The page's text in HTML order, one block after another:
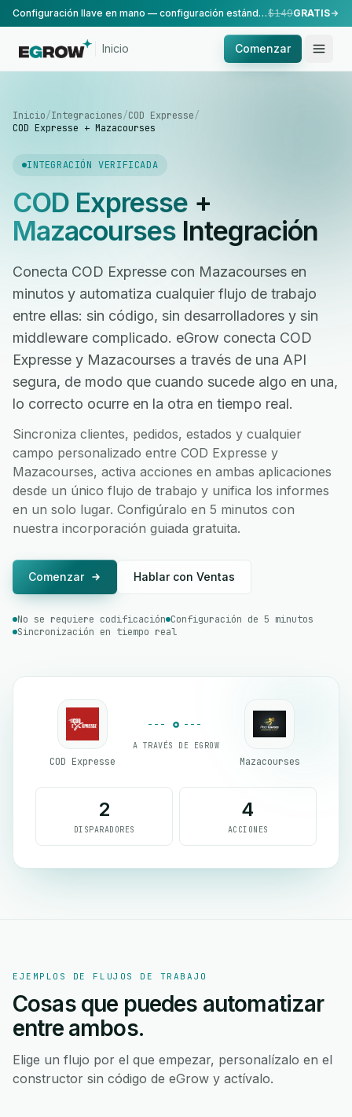
Configuración llave en mano — configuración estándar, realizada por nuestro equipo.$149GRATIS
Inicio Comenzar
Inicio/Integraciones/COD Expresse/
COD Expresse + Mazacourses
INTEGRACIÓN VERIFICADA
COD Expresse+
MazacoursesIntegración
Conecta COD Expresse con Mazacourses en
minutos y automatiza cualquier flujo de trabajo
entre ellas: sin código, sin desarrolladores y sin
middleware complicado. eGrow conecta COD
Expresse y Mazacourses a través de una API
segura, de modo que cuando sucede algo en una,
lo correcto ocurre en la otra en tiempo real.
Sincroniza clientes, pedidos, estados y cualquier
campo personalizado entre COD Expresse y
Mazacourses, activa acciones en ambas aplicaciones
desde un único flujo de trabajo y unifica los informes
en un solo lugar. Configúralo en 5 minutos con
nuestra incorporación guiada gratuita.
Comenzar Hablar con Ventas
No se requiere codificación Configuración de 5 minutos
Sincronización en tiempo real
COD Expresse
A TRAVÉS DE EGROW
Mazacourses
2
DISPARADORES
4
ACCIONES
EJEMPLOS DE FLUJOS DE TRABAJO
Cosas que puedes automatizar
entre ambos.
Elige un flujo por el que empezar, personalízalo en el
constructor sin código de eGrow y actívalo.